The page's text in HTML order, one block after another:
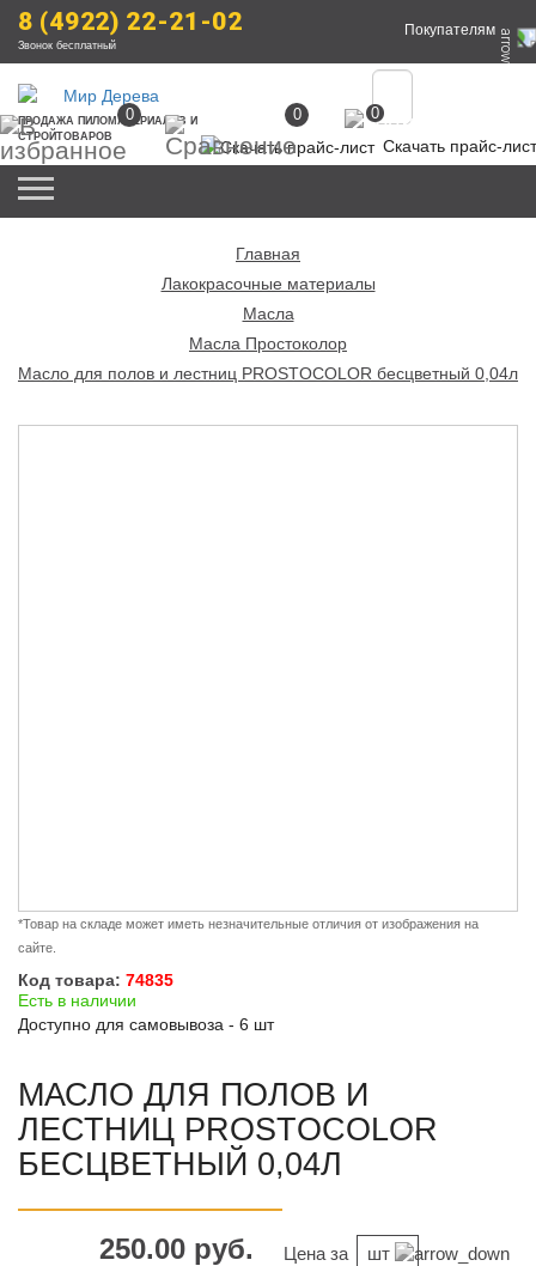
8 (4922) 22-21-02
Звонок бесплатный
Покупателям
ПРОДАЖА ПИЛОМАТЕРИАЛОВ И
СТРОЙТОВАРОВ
Скачать прайс-лист
0 0 0
Главная
Лакокрасочные материалы
Масла
Масла Простоколор
Масло для полов и лестниц PROSTOCOLOR бесцветный 0,04л
*Товар на складе может иметь незначительные отличия от изображения на
сайте.
Код товара: 74835
Есть в наличии
Доступно для самовывоза - 6 шт
МАСЛО ДЛЯ ПОЛОВ И
ЛЕСТНИЦ PROSTOCOLOR
БЕСЦВЕТНЫЙ 0,04Л
250.00 руб. Цена за шт